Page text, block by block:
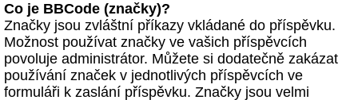
Co je BBCode (značky)?
Značky jsou zvláštní příkazy vkládané do příspěvku.
Možnost používat značky ve vašich příspěvcích
povoluje administrátor. Můžete si dodatečně zakázat
používání značek v jednotlivých příspěvcích ve
formuláři k zaslání příspěvku. Značky jsou velmi